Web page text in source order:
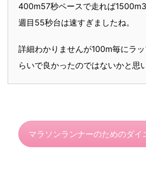
400m57秒ペースで走れば
週目55秒台は速すぎましたね。
詳細わかりませんが100m毎にラッ
らいで良かったのではないかと思
マラソンランナーのためのダイ